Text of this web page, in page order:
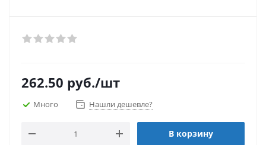
262.50 руб./шт
Много Нашли дешевле?
В корзину